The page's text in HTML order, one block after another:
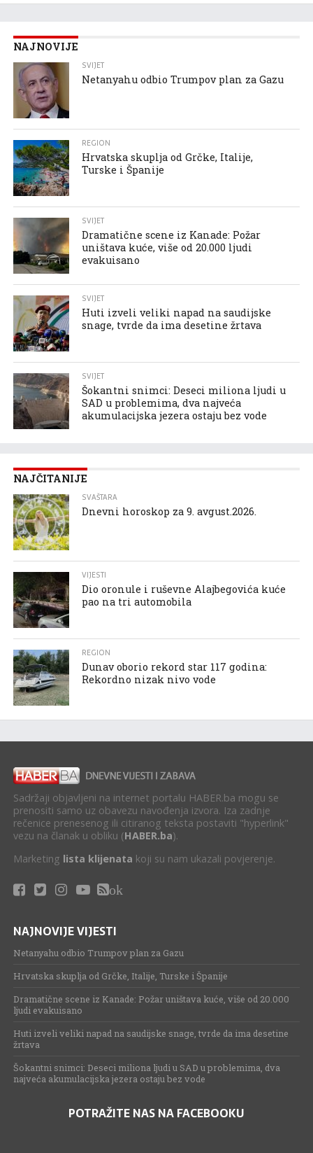
NAJNOVIJE
SVIJET
Netanyahu odbio Trumpov plan za Gazu
REGION
Hrvatska skuplja od Grčke, Italije,
Turske i Španije
SVIJET
Dramatične scene iz Kanade: Požar
uništava kuće, više od 20.000 ljudi
evakuisano
SVIJET
Huti izveli veliki napad na saudijske
snage, tvrde da ima desetine žrtava
SVIJET
Šokantni snimci: Deseci miliona ljudi u
SAD u problemima, dva najveća
akumulacijska jezera ostaju bez vode
NAJČITANIJE
SVAŠTARA
Dnevni horoskop za 9. avgust.2026.
VIJESTI
Dio oronule i ruševne Alajbegovića kuće
pao na tri automobila
REGION
Dunav oborio rekord star 117 godina:
Rekordno nizak nivo vode
Sadržaji objavljeni na internet portalu HABER.ba mogu se
prenositi samo uz obavezu navođenja izvora. Iza zadnje
rečenice prenesenog ili citiranog teksta postaviti "hyperlink"
vezu na članak u obliku (HABER.ba).
Marketing lista klijenata koji su nam ukazali povjerenje.
ok
NAJNOVIJE VIJESTI
Netanyahu odbio Trumpov plan za Gazu
Hrvatska skuplja od Grčke, Italije, Turske i Španije
Dramatične scene iz Kanade: Požar uništava kuće, više od 20.000
ljudi evakuisano
Huti izveli veliki napad na saudijske snage, tvrde da ima desetine
žrtava
Šokantni snimci: Deseci miliona ljudi u SAD u problemima, dva
najveća akumulacijska jezera ostaju bez vode
POTRAŽITE NAS NA FACEBOOKU